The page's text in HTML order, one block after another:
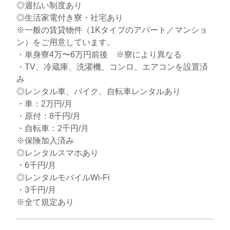
◎週払い制度あり
◎生活家電付き寮・社宅あり
※一般の賃貸物件（1Kタイプのアパート／マンショ
ン）をご用意しています。
・単身寮4万〜6万円前後 ※寮により異なる
・TV、冷蔵庫、洗濯機、コンロ、エアコンを設置済
み
◎レンタル車、バイク、自転車レンタルあり
・車：2万円/月
・原付：8千円/月
・自転車：2千円/月
※保険加入済み
◎レンタルスマホあり
・6千円/月
◎レンタルモバイルWi-Fi
・3千円/月
※全て規定あり